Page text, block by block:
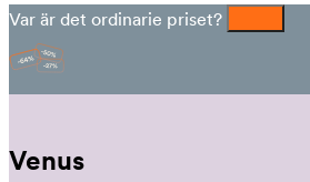
Var är det ordinarie priset?
Venus